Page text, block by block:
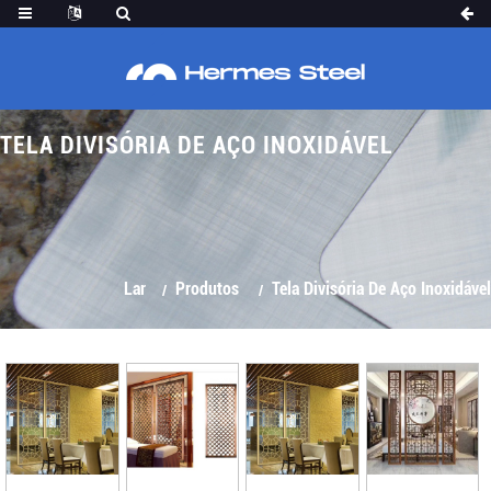
TELA DIVISÓRIA DE AÇO INOXIDÁVEL
Lar Produtos Tela Divisória De Aço Inoxidável